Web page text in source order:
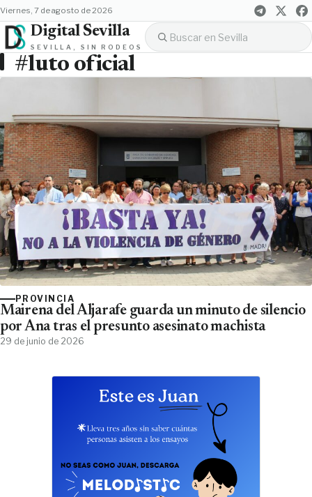
viernes, 7 de agosto de 2026
Digital Sevilla
SEVILLA, SIN RODEOS
#luto oficial
PROVINCIA
Mairena del Aljarafe guarda un minuto de silencio
por Ana tras el presunto asesinato machista
29 de junio de 2026